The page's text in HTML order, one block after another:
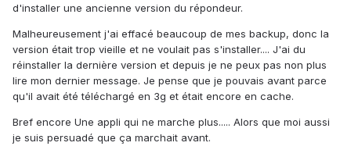
d'installer une ancienne version du répondeur.
Malheureusement j'ai effacé beaucoup de mes backup, donc la
version était trop vieille et ne voulait pas s'installer.... J'ai du
réinstaller la dernière version et depuis je ne peux pas non plus
lire mon dernier message. Je pense que je pouvais avant parce
qu'il avait été téléchargé en 3g et était encore en cache.
Bref encore Une appli qui ne marche plus..... Alors que moi aussi
je suis persuadé que ça marchait avant.